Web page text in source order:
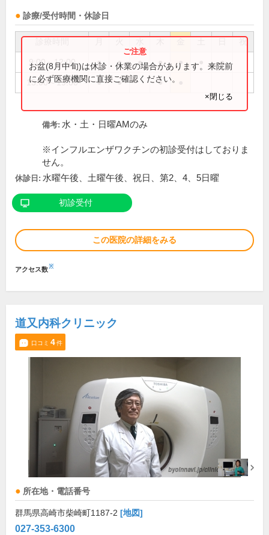
診療/受付時間・休診日
祝
9:00～12:00 ● ● ● ● ● ●
15:00～19:00 ● ● ●
お盆(8月中旬)は休診・休業の場合があります。来院前
に必ず医療機関に直接ご確認ください。
×閉じる
備考: 水・土・日曜AMのみ
※インフルエンザワクチンの初診受付はしておりま
せん。
休診日: 水曜午後、土曜午後、祝日、第2、4、5日曜
初診受付
この医院の詳細をみる
アクセス数※
道又内科クリニック
口コミ 4件
所在地・電話番号
群馬県高崎市柴崎町1187-2 [地図]
027-353-6300